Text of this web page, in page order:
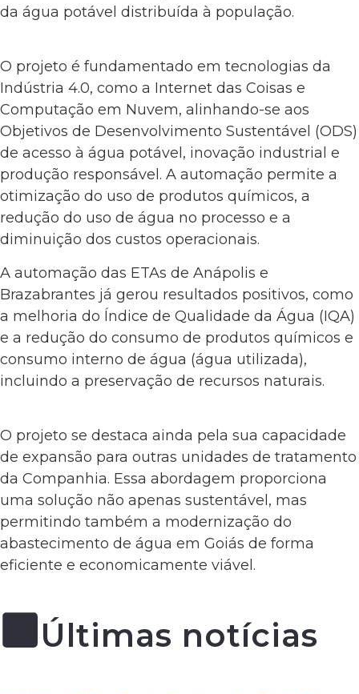
da água potável distribuída à população.
O projeto é fundamentado em tecnologias da
Indústria 4.0, como a Internet das Coisas e
Computação em Nuvem, alinhando-se aos
Objetivos de Desenvolvimento Sustentável (ODS)
de acesso à água potável, inovação industrial e
produção responsável. A automação permite a
otimização do uso de produtos químicos, a
redução do uso de água no processo e a
diminuição dos custos operacionais.
A automação das ETAs de Anápolis e
Brazabrantes já gerou resultados positivos, como
a melhoria do Índice de Qualidade da Água (IQA)
e a redução do consumo de produtos químicos e
consumo interno de água (água utilizada),
incluindo a preservação de recursos naturais.
O projeto se destaca ainda pela sua capacidade
de expansão para outras unidades de tratamento
da Companhia. Essa abordagem proporciona
uma solução não apenas sustentável, mas
permitindo também a modernização do
abastecimento de água em Goiás de forma
eficiente e economicamente viável.
Últimas notícias